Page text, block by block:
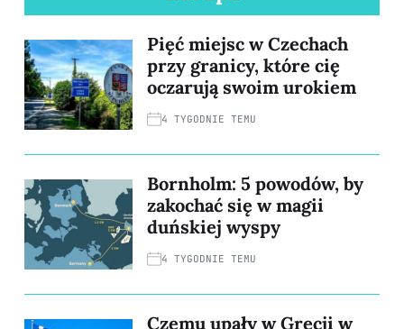
Pięć miejsc w Czechach
przy granicy, które cię
oczarują swoim urokiem
4 TYGODNIE TEMU
Bornholm: 5 powodów, by
zakochać się w magii
duńskiej wyspy
4 TYGODNIE TEMU
Czemu upały w Grecji w